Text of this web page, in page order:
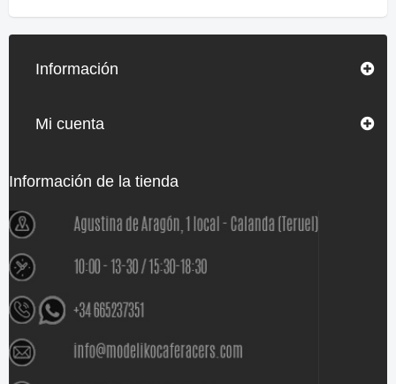
Información
Mi cuenta
Información de la tienda